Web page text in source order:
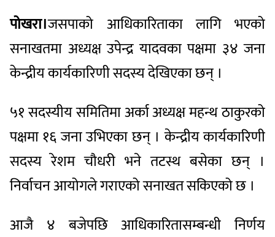
पोखरा।जसपाको आधिकारिताका लागि भएको
सनाखतमा अध्यक्ष उपेन्द्र यादवका पक्षमा ३४ जना
केन्द्रीय कार्यकारिणी सदस्य देखिएका छन् ।
५१ सदस्यीय समितिमा अर्का अध्यक्ष महन्थ ठाकुरको
पक्षमा १६ जना उभिएका छन् । केन्द्रीय कार्यकारिणी
सदस्य रेशम चौधरी भने तटस्थ बसेका छन् ।
निर्वाचन आयोगले गराएको सनाखत सकिएको छ ।
आजै ४ बजेपछि आधिकारितासम्बन्धी निर्णय